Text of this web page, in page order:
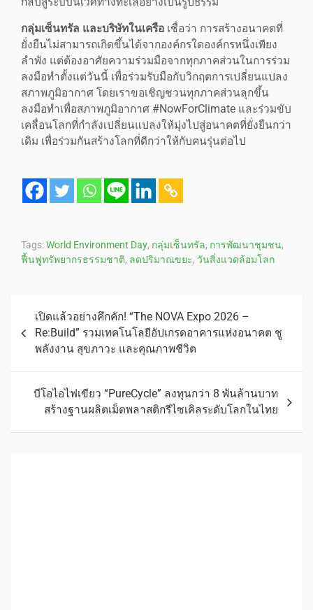
กลุ่มเซ็นทรัล และบริษัทในเครือ เชื่อว่า การสร้างอนาคตที่
ยั่งยืนไม่สามารถเกิดขึ้นได้จากองค์กรใดองค์กรหนึ่งเพียง
ลำพัง แต่ต้องอาศัยความร่วมมือจากทุกภาคส่วนในการร่วม
ลงมือทำตั้งแต่วันนี้ เพื่อร่วมรับมือกับวิกฤตการเปลี่ยนแปลง
สภาพภูมิอากาศ โดยเราขอเชิญชวนทุกภาคส่วนลุกขึ้น
ลงมือทำเพื่อสภาพภูมิอากาศ #NowForClimate และร่วมขับ
เคลื่อนโลกที่กำลังเปลี่ยนแปลงให้มุ่งไปสู่อนาคตที่ยั่งยืนกว่า
เดิม เพื่อร่วมกันสร้างโลกที่ดีกว่าให้กับคนรุ่นต่อไป
Tags:World Environment Day, กลุ่มเซ็นทรัล, การพัฒนาชุมชน,
ฟื้นฟูทรัพยากรธรรมชาติ, ลดปริมาณขยะ, วันสิ่งแวดล้อมโลก
เปิดแล้วอย่างคึกคัก! “The NOVA Expo 2026 –
Re:Build” รวมเทคโนโลยีอัปเกรดอาคารแห่งอนาคต ชู
พลังงาน สุขภาวะ และคุณภาพชีวิต
บีโอไอไฟเขียว “PureCycle” ลงทุนกว่า 8 พันล้านบาท
สร้างฐานผลิตเม็ดพลาสติกรีไซเคิลระดับโลกในไทย